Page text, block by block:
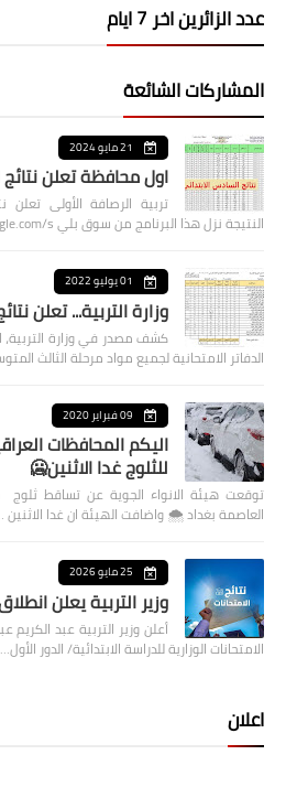
عدد الزائرين اخر 7 ايام
المشاركات الشائعة
21 مايو 2024
اول محافظة تعلن
تربية الرصافة الأولى تعلن
النتيجة نزل هذا البرنامج من سوق بلي https://play.google.com/s…
01 يوليو 2022
وزارة التربية... تعلن
كشف مصدر في وزارة التربية،
الدفاتر الامتحانية لجميع مواد مرحلة الثالث
09 فبراير 2020
اليكم المحافظات
للثلوج غدا الاثنين🥶
توقعت هيئة الانواء الجوية عن تساقط
العاصمة بغداد ⁦🌨️⁩ واضافت الهيئة ان غدا الاثنين …
25 مايو 2026
وزير التربية يعلن
أعلن وزير التربية عبد الكريم
الامتحانات الوزارية للدراسة الابتدائية/ الدور الأول…
اعلان